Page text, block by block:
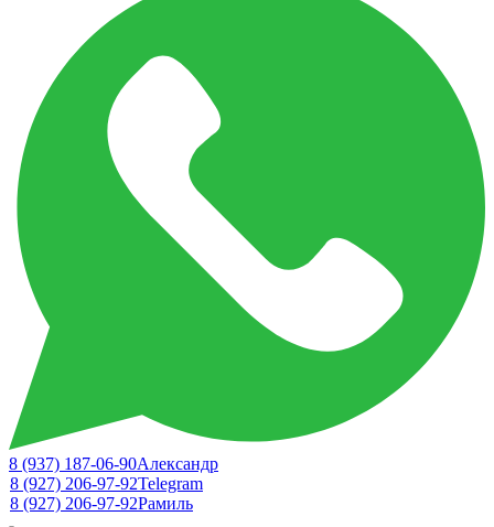
8 (937) 187-06-90Александр
8 (927) 206-97-92Telegram
8 (927) 206-97-92Рамиль